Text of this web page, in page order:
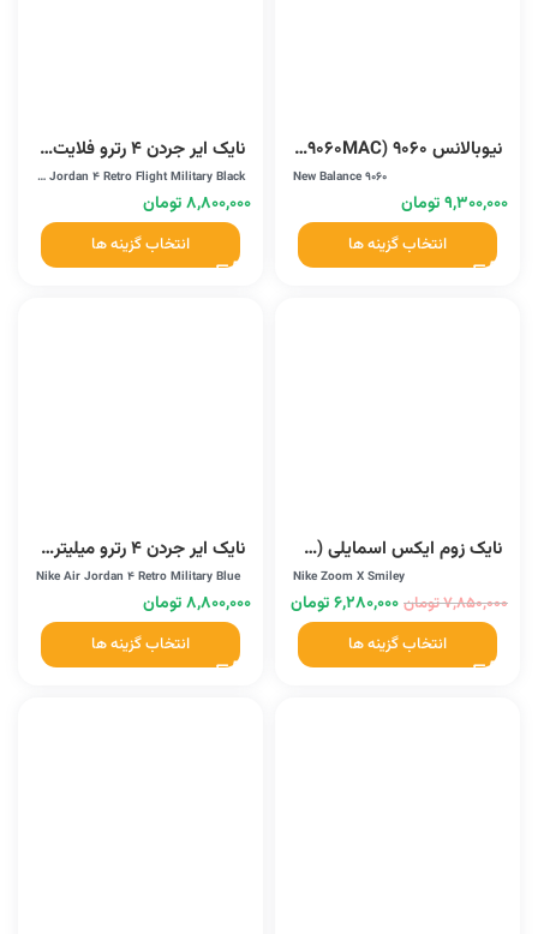
نیوبالانس 9060 (U9060MAC)
New Balance 9060
۹,۳۰۰,۰۰۰تومان
انتخاب گزینه ها
نایک ایر جردن 4 رترو فلایت میلتری بلک (DH6927-111)
Nike Air Jordan 4 Retro Flight Military Black
۸,۸۰۰,۰۰۰تومان
انتخاب گزینه ها
نایک زوم ایکس اسمایلی (CK4318008W)
Nike Zoom X Smiley
۷,۸۵۰,۰۰۰تومان ۶,۲۸۰,۰۰۰تومان
انتخاب گزینه ها
نایک ایر جردن 4 رترو میلیتری بلو (308497-105)
Nike Air Jordan 4 Retro Military Blue
۸,۸۰۰,۰۰۰تومان
انتخاب گزینه ها